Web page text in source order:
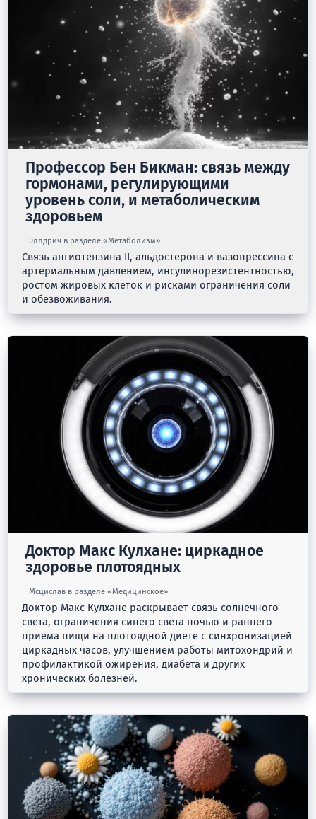
Профессор Бен Бикман: связь между
гормонами, регулирующими
уровень соли, и метаболическим
здоровьем
Эллдрич в разделе «Метаболизм»
Связь ангиотензина II, альдостерона и вазопрессина с
артериальным давлением, инсулинорезистентностью,
ростом жировых клеток и рисками ограничения соли
и обезвоживания.
Доктор Макс Кулхане: циркадное
здоровье плотоядных
Мсцислав в разделе «Медицинское»
Доктор Макс Кулхане раскрывает связь солнечного
света, ограничения синего света ночью и раннего
приёма пищи на плотоядной диете с синхронизацией
циркадных часов, улучшением работы митохондрий и
профилактикой ожирения, диабета и других
хронических болезней.